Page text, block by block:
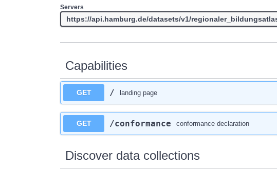
Servers
Capabilities
GET / landing page
GET /conformance conformance declaration
Discover data collections